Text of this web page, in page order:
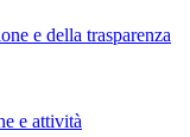
e della trasparenza
e attività